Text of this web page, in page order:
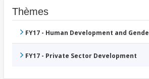
Thèmes
FY17 - Human Development and
FY17 - Private Sector Development